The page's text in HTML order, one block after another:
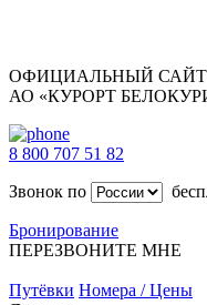
ОФИЦИАЛЬНЫЙ САЙТ
АО «КУРОРТ
8 800 707 51 82
Звонок по
Бронирование
ПЕРЕЗВОНИТЕ МНЕ
Путёвки Номера / Цены